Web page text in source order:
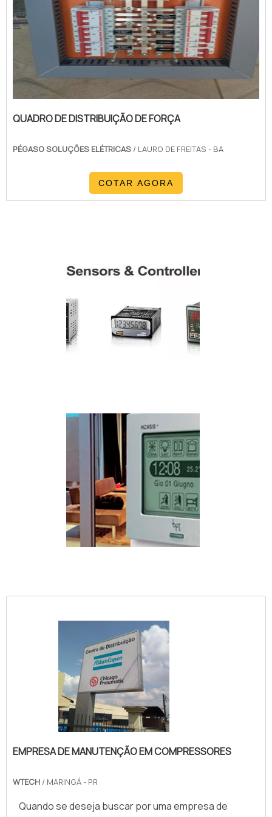
QUADRO DE DISTRIBUIÇÃO DE FORÇA
PÉGASO SOLUÇÕES ELÉTRICAS / LAURO DE FREITAS - BA
COTAR AGORA
EMPRESA DE MANUTENÇÃO EM COMPRESSORES
WTECH / MARINGÁ - PR
Quando se deseja buscar por uma empresa de